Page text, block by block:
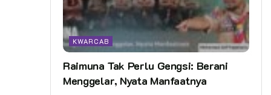
KWARCAB
Raimuna Tak Perlu Gengsi: Berani
Menggelar, Nyata Manfaatnya